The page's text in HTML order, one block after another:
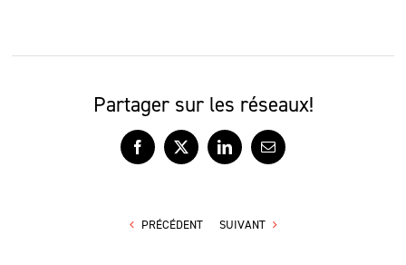
Partager sur les réseaux!
Facebook
X LinkedInCourriel
PRÉCÉDENT SUIVANT